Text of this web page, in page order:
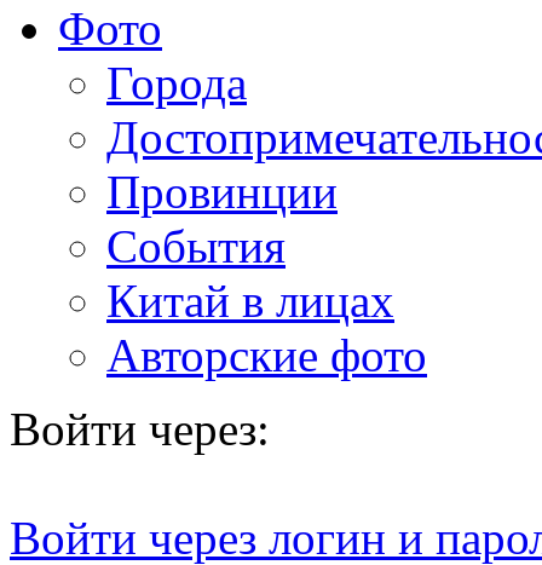
Фото
Города
Провинции
События
Китай в лицах
Авторские фото
Войти через:
Войти через логин и